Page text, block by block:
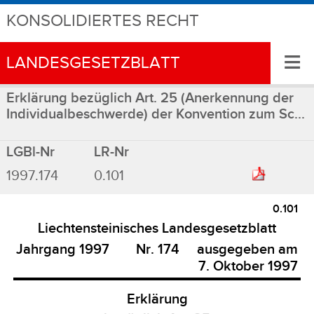
KONSOLIDIERTES RECHT
LANDESGESETZBLATT ≡
Erklärung bezüglich Art. 25 (Anerkennung der
Individualbeschwerde) der Konvention zum Sc...
LGBl-Nr
LR-Nr
1997.174
0.101